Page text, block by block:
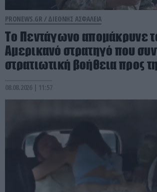
PRONEWS.GR / ΔΙΕΘΝΗΣ ΑΣΦΑΛΕΙΑ
Το Πεντάγωνο απομάκρυνε
Αμερικανό στρατηγό που
στρατιωτική βοήθεια προς
08.08.2026 | 11:57